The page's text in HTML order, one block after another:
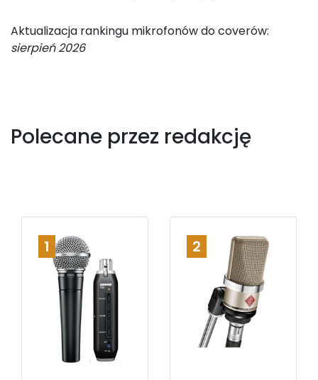
Aktualizacja rankingu mikrofonów do coverów:
sierpień 2026
Polecane przez redakcję
1 2